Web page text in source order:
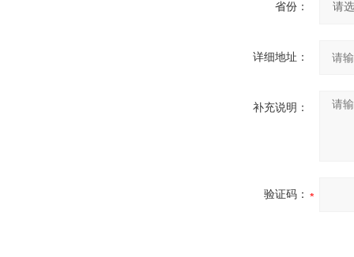
省份：
详细地址：
补充说明：
验证码：